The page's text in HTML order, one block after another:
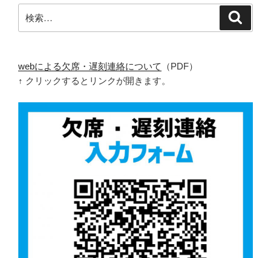
ゲ
ー
ョ
ン
ジ
索:
webによる欠席・遅刻連絡について
（PDF）
↑ クリックするとリンクが開きます。